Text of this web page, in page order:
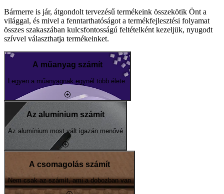
Bármerre is jár, átgondolt tervezésű termékeink összekötik Önt a
világgal, és mivel a fenntarthatóságot a termékfejlesztési folyamat
összes szakaszában kulcsfontosságú feltételként kezeljük, nyugodt
szívvel választhatja termékeinket.
A műanyag számít
Legyen a műanyagnak egynél több élete.
Az alumínium számít
Az alumínium most vált igazán menővé
A csomagolás számít
Nem csak az számít, ami a dobozban van